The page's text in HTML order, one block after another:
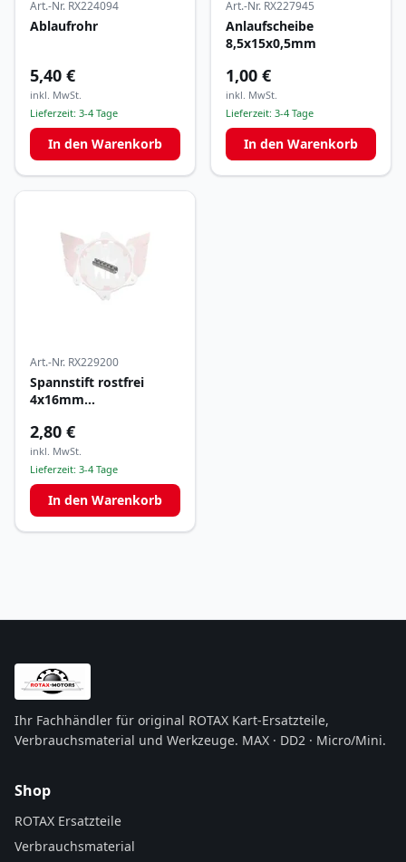
Art.-Nr. RX224094
Ablaufrohr
5,40 €
inkl. MwSt.
Lieferzeit: 3-4 Tage
In den Warenkorb
Art.-Nr. RX227945
Anlaufscheibe
8,5x15x0,5mm
1,00 €
inkl. MwSt.
Lieferzeit: 3-4 Tage
In den Warenkorb
Art.-Nr. RX229200
Spannstift rostfrei
4x16mm
2,80 €
inkl. MwSt.
Lieferzeit: 3-4 Tage
In den Warenkorb
Ihr Fachhändler für original ROTAX Kart-Ersatzteile,
Verbrauchsmaterial und Werkzeuge. MAX · DD2 · Micro/Mini.
Shop
ROTAX Ersatzteile
Verbrauchsmaterial